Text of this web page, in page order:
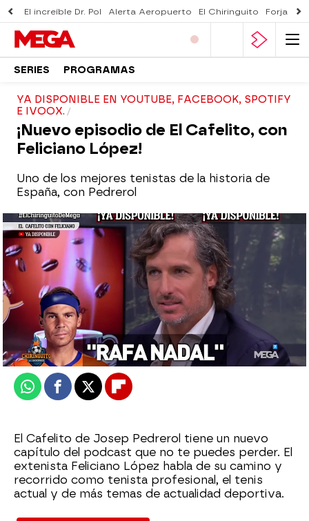
El increíble Dr. Pol Alerta Aeropuerto El Chiringuito Forjado
SERIES PROGRAMAS
YA DISPONIBLE EN YOUTUBE, FACEBOOK, SPOTIFY
E IVOOX.
¡Nuevo episodio de El Cafelito, con
Feliciano López!
Uno de los mejores tenistas de la historia de
España, con Pedrerol
El Chiringuito
Publicado:12 de febrero de 2026, 02:29
WhatsappFacebook
X Flipboard
El Cafelito de Josep Pedrerol tiene un nuevo
capítulo del podcast que no te puedes perder. El
extenista Feliciano López habla de su camino y
recorrido como tenista profesional, el tenis
actual y de más temas de actualidad deportiva.